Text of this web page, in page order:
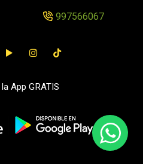
997566067
App GRATIS